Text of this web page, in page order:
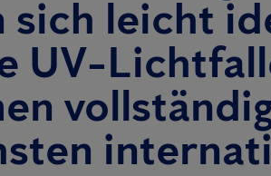
sich leicht
UV-